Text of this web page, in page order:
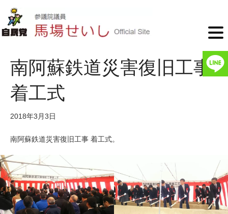
南阿蘇鉄道災害復旧工事
着工式
2018年3月3日
南阿蘇鉄道災害復旧工事 着工式。